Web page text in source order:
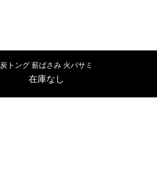
クイックビュー
炭トング 薪ばさみ 火バサミ
在庫なし